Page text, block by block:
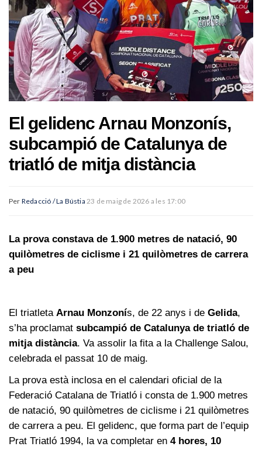
El gelidenc Arnau Monzonís,
subcampió de Catalunya de
triatló de mitja distància
Per Redacció / La Bústia 23 de maig de 2026 a les 17:00
La prova constava de 1.900 metres de natació, 90
quilòmetres de ciclisme i 21 quilòmetres de carrera
a peu
El triatleta Arnau Monzonís, de 22 anys i de Gelida,
s’ha proclamat subcampió de Catalunya de triatló de
mitja distància. Va assolir la fita a la Challenge Salou,
celebrada el passat 10 de maig.
La prova està inclosa en el calendari oficial de la
Federació Catalana de Triatló i consta de 1.900 metres
de natació, 90 quilòmetres de ciclisme i 21 quilòmetres
de carrera a peu. El gelidenc, que forma part de l’equip
Prat Triatló 1994, la va completar en 4 hores, 10